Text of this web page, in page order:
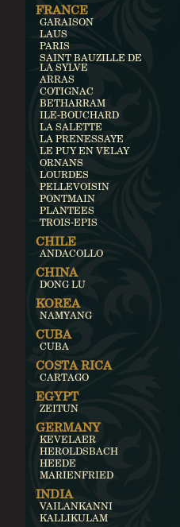
FRANCE
GARAISON
LAUS
PARIS
SAINT BAUZILLE DE
LA SYLVE
ARRAS
COTIGNAC
BETHARRAM
ILE-BOUCHARD
LA SALETTE
LA PRENESSAYE
LE PUY EN VELAY
ORNANS
LOURDES
PELLEVOISIN
PONTMAIN
PLANTEES
TROIS-EPIS
CHILE
ANDACOLLO
CHINA
DONG LU
KOREA
NAMYANG
CUBA
CUBA
COSTA RICA
CARTAGO
EGYPT
ZEITUN
GERMANY
KEVELAER
HEROLDSBACH
HEEDE
MARIENFRIED
INDIA
VAILANKANNI
KALLIKULAM